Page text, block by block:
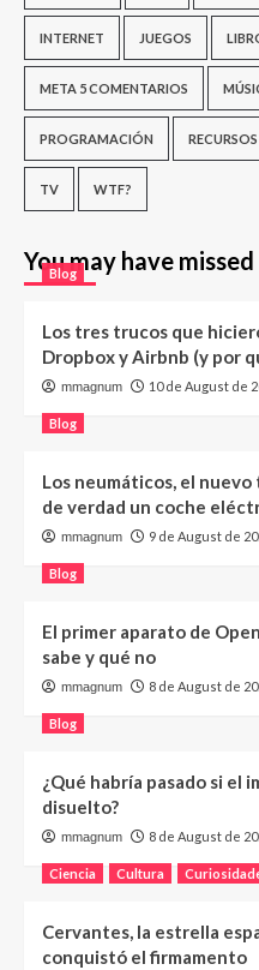
INTERNET JUEGOS
META 5 COMENTARIOS
PROGRAMACIÓN RECURSOS
TV WTF?
You may have missed
Blog
Los tres trucos que
Dropbox y Airbnb (y por
mmagnum 10 de August de
Blog
Los neumáticos, el
de verdad un coche
mmagnum 9 de August de
Blog
El primer aparato de
sabe y qué no
mmagnum 8 de August de
Blog
¿Qué habría pasado si el
disuelto?
mmagnum 8 de August de
Ciencia Cultura
Cervantes, la estrella
conquistó el firmamento